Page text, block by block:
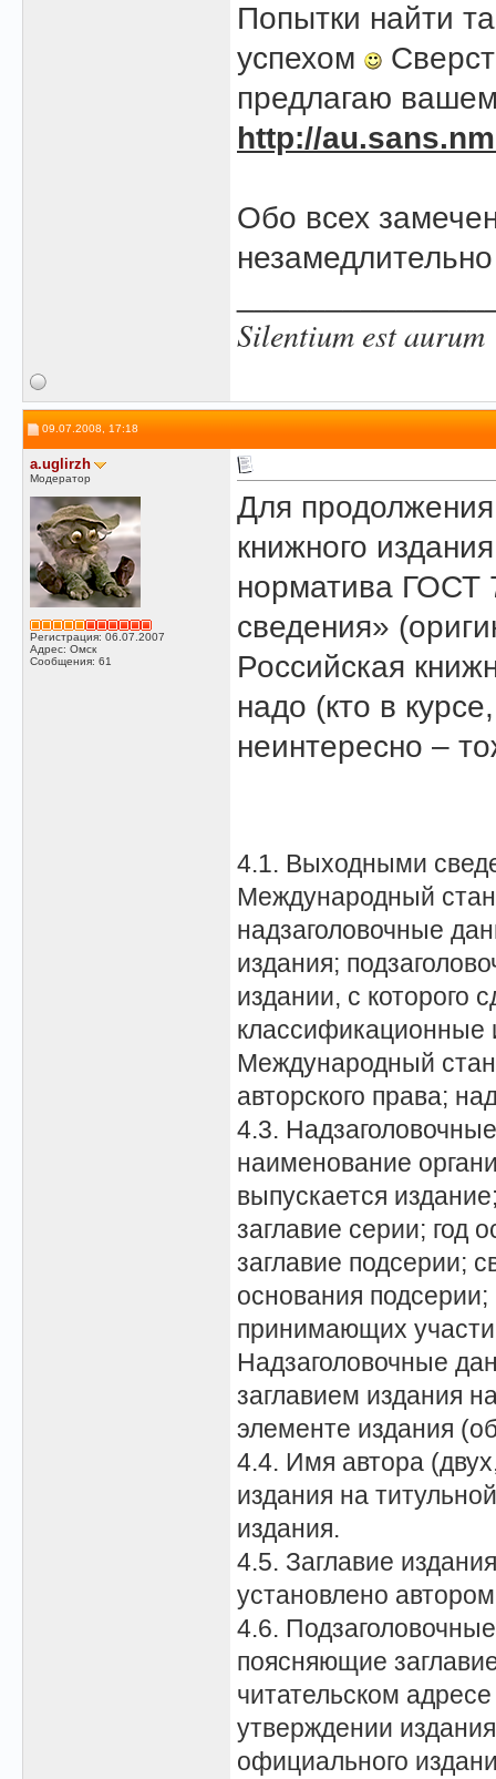
Попытки найти
успехом
предлагаю
http://
Обо всех
Silentium est aurum
09.07.2008, 17:18
a.uglirzh
Модератор
Регистрация: 06.07.2007
Адрес: Омск
Сообщения: 61
Для
книжного
норматива ГОСТ
сведения»
Российская
надо (кто в
неинтересно –
4.1. Выходными
Международный
надзаголовочные
издания;
издании, с которого
классификационные
Международный
авторского права;
4.3.
наименование
выпускается
заглавие серии; год
заглавие подсерии;
основания
принимающих
Надзаголовочные
заглавием издания
элементе издания
4.4. Имя автора
издания на
издания.
4.5. Заглавие
установлено
4.6.
поясняющие
читательском
утверждении
официального